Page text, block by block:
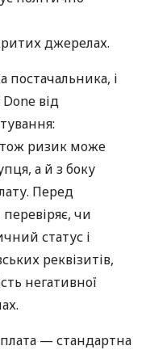
джерелах.
постачальника, і
від
тож ризик може
а й з боку
Перед
чи
статус і
реквізитів,
негативної
— стандартна